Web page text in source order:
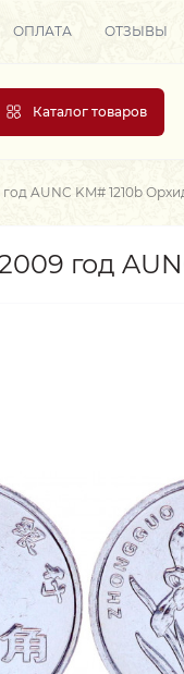
ОПЛАТА ОТЗЫВЫ
Каталог товаров
AUNC KM# 1210b
год